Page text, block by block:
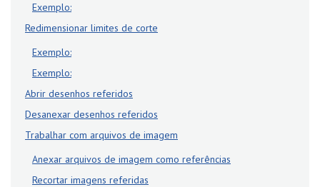
Exemplo:
Redimensionar limites de corte
Exemplo:
Exemplo:
Abrir desenhos referidos
Desanexar desenhos referidos
Trabalhar com arquivos de imagem
Anexar arquivos de imagem como referências
Recortar imagens referidas